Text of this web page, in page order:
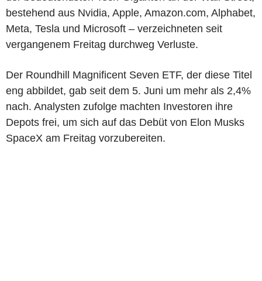
bestehend aus Nvidia, Apple, Amazon.com, Alphabet,
Meta, Tesla und Microsoft – verzeichneten seit
vergangenem Freitag durchweg Verluste.
Der Roundhill Magnificent Seven ETF, der diese Titel
eng abbildet, gab seit dem 5. Juni um mehr als 2,4%
nach. Analysten zufolge machten Investoren ihre
Depots frei, um sich auf das Debüt von Elon Musks
SpaceX am Freitag vorzubereiten.